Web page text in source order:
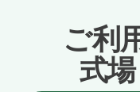
ご利
式